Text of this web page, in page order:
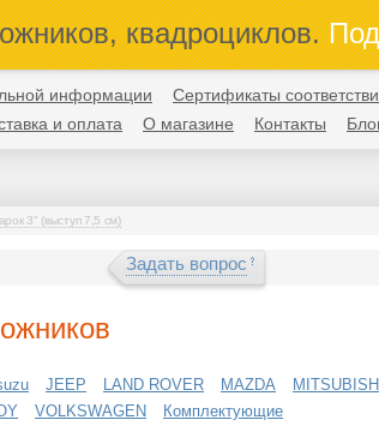
квадроциклов.
информации
Сертификаты
и оплата О магазине Контакты
3" (выступ 7,5 см)
Задать вопрос
JEEP LAND ROVER MAZDA
MITSUBISHI
VOLKSWAGEN
Комплектующие